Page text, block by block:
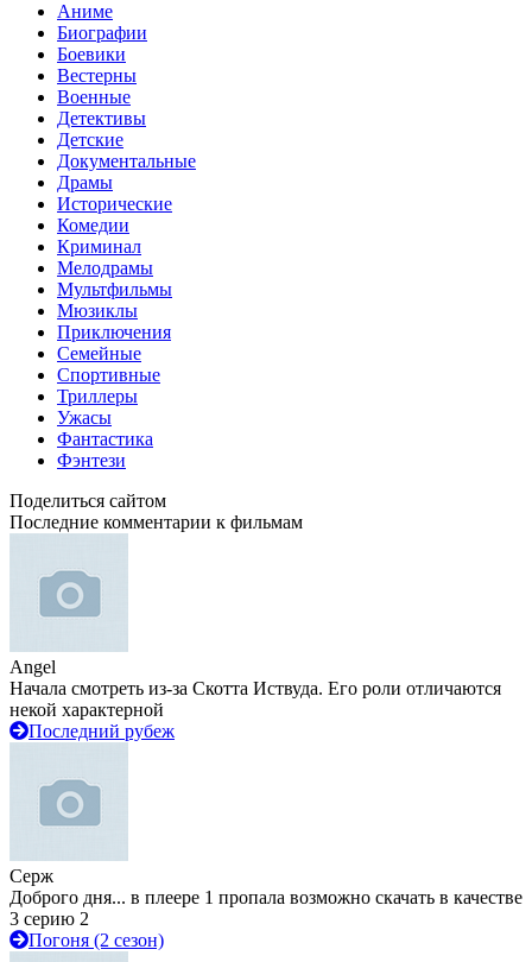
Аниме
Биографии
Боевики
Вестерны
Военные
Детективы
Детские
Документальные
Драмы
Исторические
Комедии
Криминал
Мелодрамы
Мультфильмы
Мюзиклы
Приключения
Семейные
Спортивные
Триллеры
Ужасы
Фантастика
Фэнтези
Поделиться сайтом
Последние комментарии к фильмам
Angel
Начала смотреть из-за Скотта Иствуда. Его роли отличаются
некой характерной
Последний рубеж
Серж
Доброго дня... в плеере 1 пропала возможно скачать в качестве
3 серию 2
Погоня (2 сезон)